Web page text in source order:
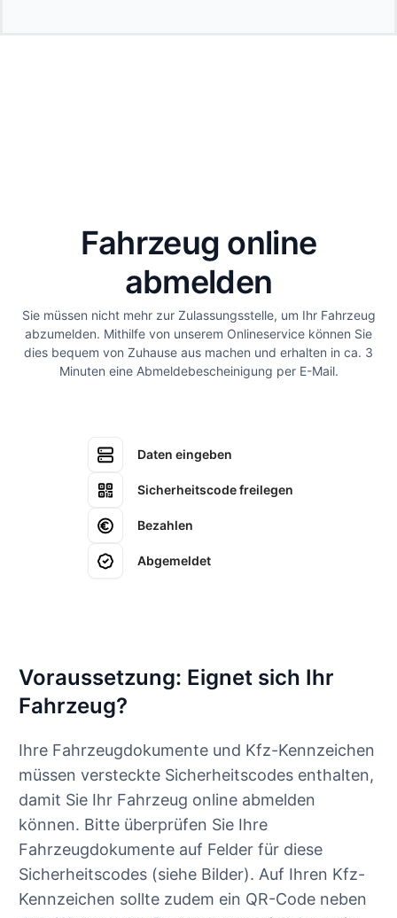
Fahrzeug online
abmelden
Sie müssen nicht mehr zur Zulassungsstelle, um Ihr Fahrzeug
abzumelden. Mithilfe von unserem Onlineservice können Sie
dies bequem von Zuhause aus machen und erhalten in ca. 3
Minuten eine Abmeldebescheinigung per E-Mail.
Daten eingeben
Sicherheitscode freilegen
Bezahlen
Abgemeldet
Voraussetzung: Eignet sich Ihr
Fahrzeug?
Ihre Fahrzeugdokumente und Kfz-Kennzeichen
müssen versteckte Sicherheitscodes enthalten,
damit Sie Ihr Fahrzeug online abmelden
können. Bitte überprüfen Sie Ihre
Fahrzeugdokumente auf Felder für diese
Sicherheitscodes (siehe Bilder). Auf Ihren Kfz-
Kennzeichen sollte zudem ein QR-Code neben